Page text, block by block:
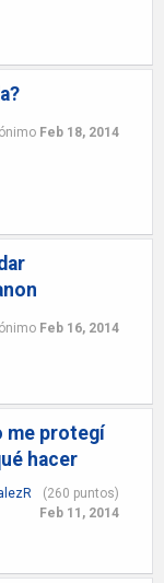
Feb 18, 2014
Feb 16, 2014
me protegí
hacer
(260 puntos)
Feb 11, 2014